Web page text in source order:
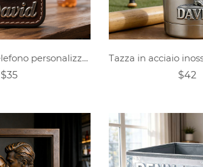
Custodia per telefono personalizzata con tema rugby
$35
$42